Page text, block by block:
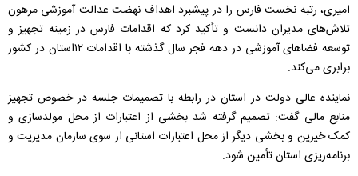
امیری، رتبه نخست فارس را در پیشبرد اهداف نهضت عدالت آموزشی مرهون
تلاش‌های مدیران دانست و تأکید کرد که اقدامات فارس در زمینه تجهیز و
توسعه فضاهای آموزشی در دهه فجر سال گذشته با اقدامات ۱۲استان در کشور
برابری می‌کند.
نماینده عالی دولت در استان در رابطه با تصمیمات جلسه در خصوص تجهیز
منابع مالی گفت: تصمیم گرفته شد بخشی از اعتبارات از محل مولدسازی و
کمک خیرین و بخشی دیگر از محل اعتبارات استانی از سوی سازمان مدیریت و
برنامه‌ریزی استان تأمین شود.